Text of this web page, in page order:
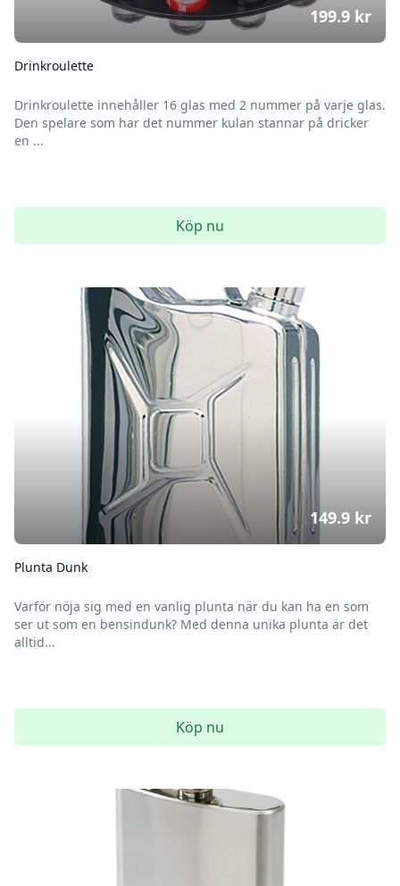
Drinkroulette
Drinkroulette innehåller 16 glas med 2 nummer på varje glas.
Den spelare som har det nummer kulan stannar på dricker
en ...
199.9 kr
Köp nu
Plunta Dunk
Varför nöja sig med en vanlig plunta när du kan ha en som
ser ut som en bensindunk? Med denna unika plunta är det
alltid...
149.9 kr
Köp nu